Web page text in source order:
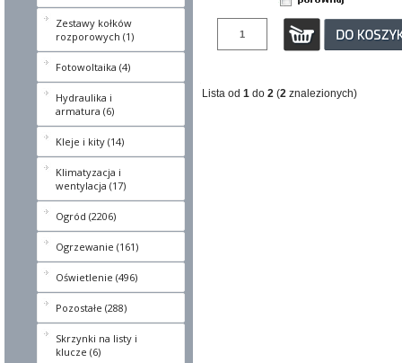
Zestawy kołków
rozporowych (1)
Fotowoltaika (4)
Hydraulika i
armatura (6)
Kleje i kity (14)
Klimatyzacja i
wentylacja (17)
Ogród (2206)
Ogrzewanie (161)
Oświetlenie (496)
Pozostałe (288)
Skrzynki na listy i
klucze (6)
Lista od 1 do 2 (2 znalezionych)